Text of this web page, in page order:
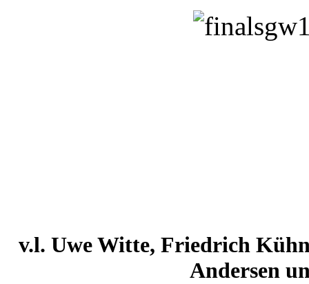
v.l. Uwe Witte, Friedrich
Andersen